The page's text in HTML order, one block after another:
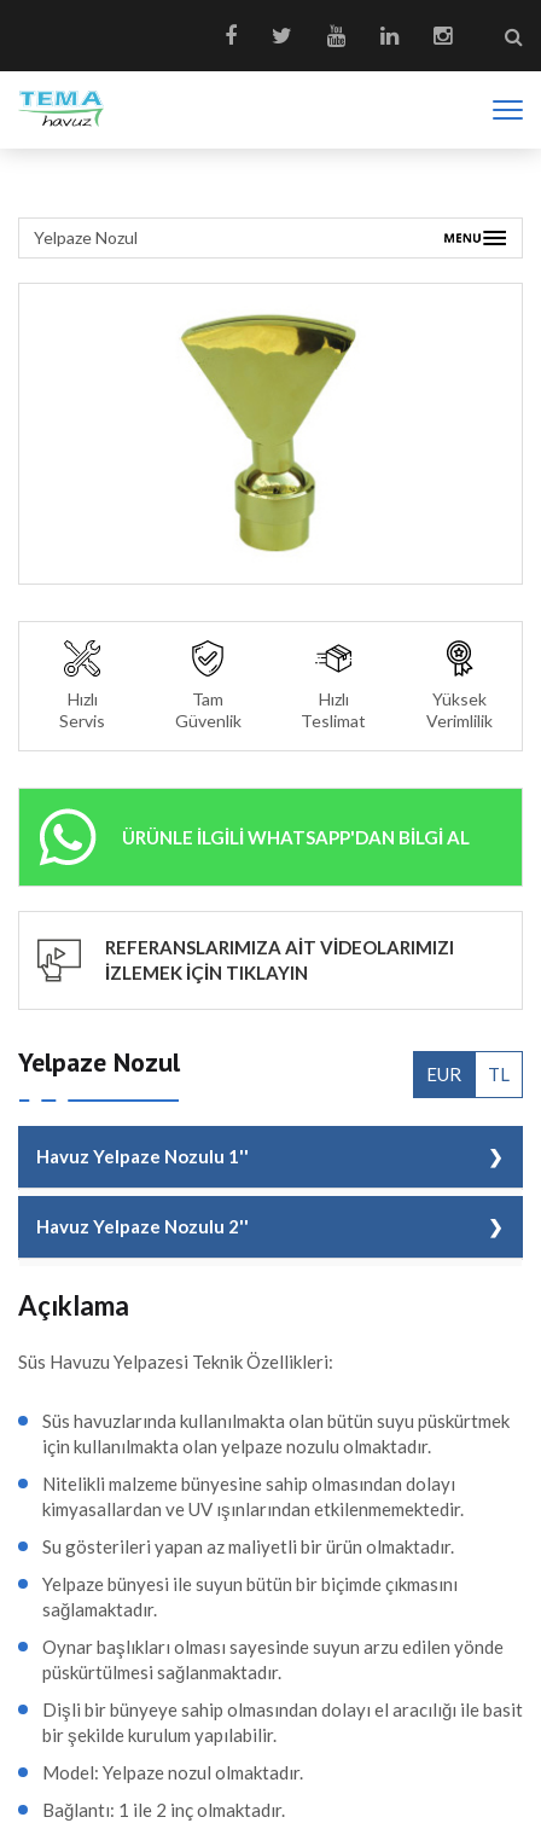
Hızlı
Servis
Tam
Güvenlik
Hızlı
Teslimat
Yüksek
Verimlilik
ÜRÜNLE İLGİLİ WHATSAPP'DAN BİLGİ AL
REFERANSLARIMIZA AİT VİDEOLARIMIZI
İZLEMEK İÇİN TIKLAYIN
Yelpaze Nozul EUR TL
Havuz Yelpaze Nozulu 1''
Malzeme Cinsi Havuz Yelpaze Nozulu 1''
Adet/Koli
Kg 0.40
Fiyat 0,00 EUR + KDV
Havuz Yelpaze Nozulu 2''
Kg 0.85
Fiyat 0,00 EUR + KDV
Açıklama
Süs Havuzu Yelpazesi Teknik Özellikleri:
Süs havuzlarında kullanılmakta olan bütün suyu püskürtmek
için kullanılmakta olan yelpaze nozulu olmaktadır.
Nitelikli malzeme bünyesine sahip olmasından dolayı
kimyasallardan ve UV ışınlarından etkilenmemektedir.
Su gösterileri yapan az maliyetli bir ürün olmaktadır.
Yelpaze bünyesi ile suyun bütün bir biçimde çıkmasını
sağlamaktadır.
Oynar başlıkları olması sayesinde suyun arzu edilen yönde
püskürtülmesi sağlanmaktadır.
Dişli bir bünyeye sahip olmasından dolayı el aracılığı ile basit
bir şekilde kurulum yapılabilir.
Model: Yelpaze nozul olmaktadır.
Bağlantı: 1 ile 2 inç olmaktadır.